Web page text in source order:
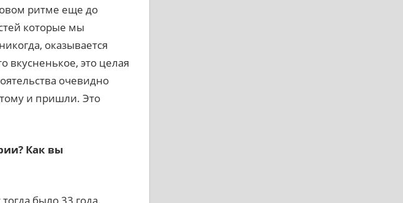
ритме еще до
которые мы
оказывается
вкусненькое, это целая
очевидно
и пришли. Это
Как вы